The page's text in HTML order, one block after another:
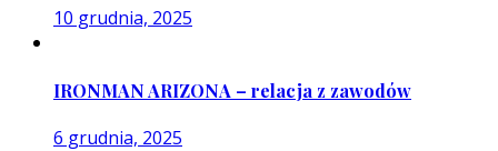
10 grudnia, 2025
IRONMAN ARIZONA – relacja z zawodów
6 grudnia, 2025